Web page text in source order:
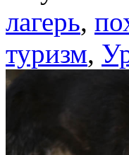
лагерь,
туризм,